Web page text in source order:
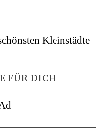
Kleinstädte
FÜR DICH